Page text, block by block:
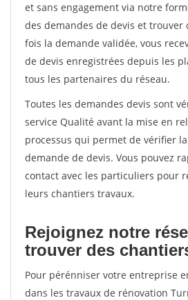
et sans engagement via notre
des demandes de devis et trouver
fois la demande validée, vous
de devis enregistrées depuis les
tous les partenaires du réseau.
Toutes les demandes devis sont
service Qualité avant la mise en
processus qui permet de vérifier
demande de devis. Vous pouvez
contact avec les particuliers pour
leurs chantiers travaux.
Rejoignez notre
trouver des
Pour pérénniser votre entreprise
dans les travaux de rénovation